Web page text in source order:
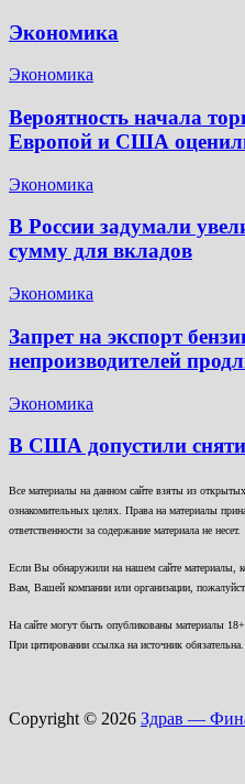
Экономика
Экономика
Вероятность начала
Европой и США
Экономика
В России задумали
сумму для вкладов
Экономика
Запрет на экспорт
непроизводителей
Экономика
В США допустили
Все материалы на данном сайте взяты из
ознакомительных целях. Права на материалы
ответственности за содержание материала не несет.
Если Вы обнаружили на нашем сайте материалы,
Вам, Вашей компании или организации,
На сайте могут быть опубликованы материалы
При цитировании ссылка на источник обязательна.
Copyright © 2026 Здрав —